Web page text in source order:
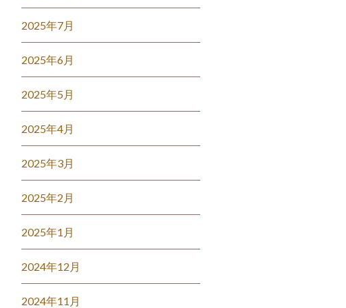
2025年7月
2025年6月
2025年5月
2025年4月
2025年3月
2025年2月
2025年1月
2024年12月
2024年11月